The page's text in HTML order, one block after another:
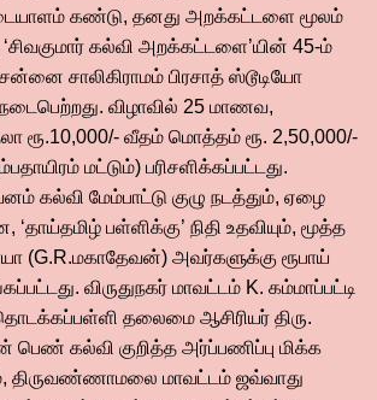
கண்டு, தனது அறக்கட்டளை மூலம்
‘சிவகுமார் கல்வி அறக்கட்டளை’யின் 45-ம்
சாலிகிராமம் பிரசாத் ஸ்டூடியோ
விழாவில் 25 மாணவ,
ரூ.10,000/- வீதம் மொத்தம் ரூ. 2,50,000/-
மட்டும்) பரிசளிக்கப்பட்டது.
கல்வி மேம்பாட்டு குழு நடத்தும், ஏழை
பள்ளிக்கு’ நிதி உதவியும், மூத்த
(G.R.மகாதேவன்) அவர்களுக்கு ரூபாய்
விருதுநகர் மாவட்டம் K. கம்மாப்பட்டி
தலைமை ஆசிரியர் திரு.
பெண் கல்வி குறித்த அர்ப்பணிப்பு மிக்க
திருவண்ணாமலை மாவட்டம் ஜவ்வாது